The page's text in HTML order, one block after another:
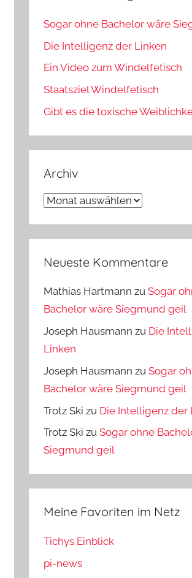
Sogar ohne Bachelor wäre
Die Intelligenz der Linken
Ein Video zum Windelfetisch
Staatsziel Windelfetisch
Gibt es die toxische
Archiv
Archiv
Neueste Kommentare
Mathias Hartmann zuSogar
Bachelor wäre Siegmund geil
Joseph Hausmann zu Die
Linken
Joseph Hausmann zuSogar
Bachelor wäre Siegmund geil
Trotz Ski zu Die Intelligenz der
Trotz Ski zuSogar ohne
Siegmund geil
Meine Favoriten im Netz
Tichys Einblick
pi-news